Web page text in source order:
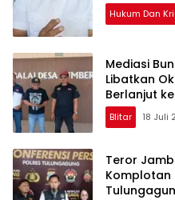
Hukum Dan
Mediasi
Libatkan
Berlanjut
Blitar 18 Juli
Teror
Komplotan